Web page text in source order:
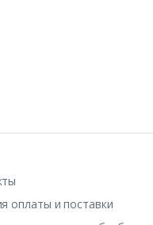
оплаты и поставки